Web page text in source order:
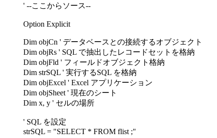
' --ここからソース--
Option Explicit
Dim objCn ' データベースとの接続するオブジェクト
Dim objRs ' SQL で抽出したレコードセットを格納
Dim objFld ' フィールドオブジェクト格納
Dim strSQL ' 実行するSQL を格納
Dim objExcel ' Excel アプリケーション
Dim objSheet ' 現在のシート
Dim x, y ' セルの場所
' SQL を設定
strSQL = "SELECT * FROM flist ;"